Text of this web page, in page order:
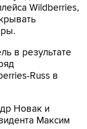
Wildberries,
в результате
Russ в
Новак и
Максим